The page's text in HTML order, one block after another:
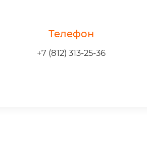
Телефон
+7 (812) 313-25-36